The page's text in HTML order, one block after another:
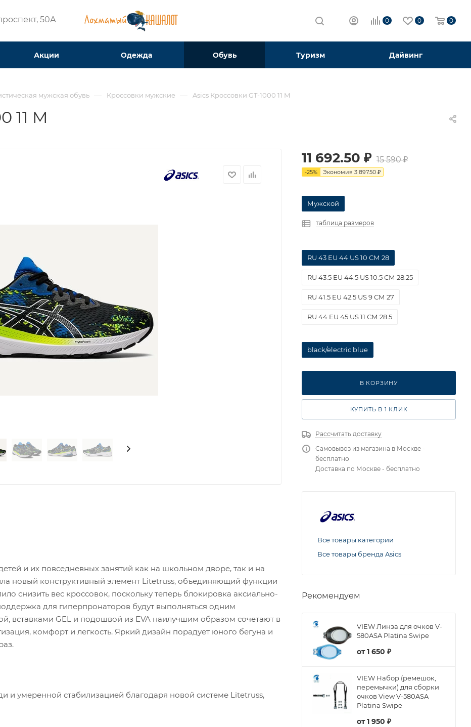
50А​ 0 0 0
Акции Одежда Обувь Туризм Дайвинг
мужская обувь — Кроссовки мужские — Asics Кроссовки GT-1000 11 M
11 M
и их повседневных занятий как на школьном дворе, так и на
новый конструктивный элемент Litetruss, объединяющий функции
снизить вес кроссовок, поскольку теперь блокировка аксиально-
для гиперпронаторов будут выполняться одним
вставками GEL и подошвой из EVA наилучшим образом сочетают в
комфорт и легкость. Яркий дизайн порадует юного бегуна и
и умеренной стабилизацией благодаря новой системе Litetruss,
11 692.50 ₽ 15 590₽
-25% Экономия 3 897.50 ₽
Мужской
таблица размеров
RU 43 EU 44 US 10 СМ 28
RU 43.5 EU 44.5 US 10.5 СМ 28.25
RU 41.5 EU 42.5 US 9 СМ 27
RU 44 EU 45 US 11 СМ 28.5
black/electric blue
В КОРЗИНУ
КУПИТЬ В 1 КЛИК
Рассчитать доставку
Самовывоз из магазина в Москве -
бесплатно
Доставка по Москве - бесплатно
Все товары категории
Все товары бренда Asics
Рекомендуем
VIEW Линза для очков V-
580ASA Platina Swipe
от1 650 ₽
VIEW Набор (ремешок,
перемычки) для сборки
очков View V-580ASA
Platina Swipe
от1 950 ₽